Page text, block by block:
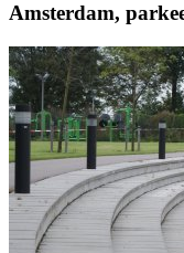
Amsterdam,